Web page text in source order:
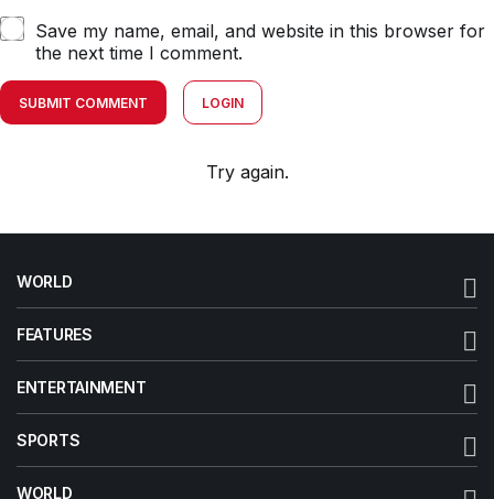
Save my name, email, and website in this browser for
the next time I comment.
SUBMIT COMMENT LOGIN
Try again.
WORLD
FEATURES
ENTERTAINMENT
SPORTS
WORLD